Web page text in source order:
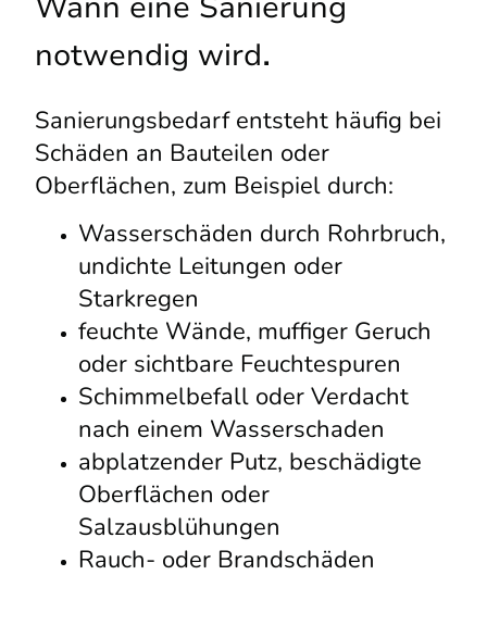
notwendig wird.
Sanierungsbedarf entsteht häufig bei
Schäden an Bauteilen oder
Oberflächen, zum Beispiel durch:
Wasserschäden durch Rohrbruch,
undichte Leitungen oder
Starkregen
feuchte Wände, muffiger Geruch
oder sichtbare Feuchtespuren
Schimmelbefall oder Verdacht
nach einem Wasserschaden
abplatzender Putz, beschädigte
Oberflächen oder
Salzausblühungen
Rauch- oder Brandschäden